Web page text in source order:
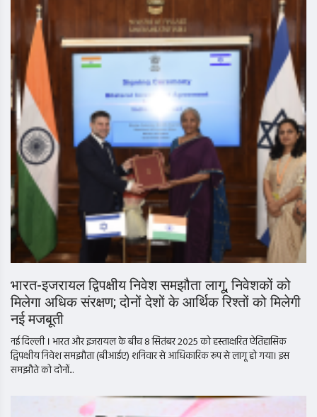
भारत-इजरायल द्विपक्षीय निवेश समझौता लागू, निवेशकों को
मिलेगा अधिक संरक्षण; दोनों देशों के आर्थिक रिश्तों को मिलेगी
नई मजबूती
नई दिल्ली । भारत और इजरायल के बीच 8 सितंबर 2025 को हस्ताक्षरित ऐतिहासिक
द्विपक्षीय निवेश समझौता (बीआईए) शनिवार से आधिकारिक रूप से लागू हो गया। इस
समझौते को दोनों...